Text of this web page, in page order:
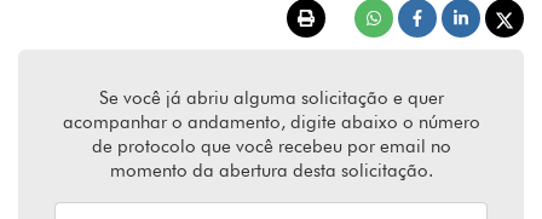
Se você já abriu alguma solicitação e quer
acompanhar o andamento, digite abaixo o número
de protocolo que você recebeu por email no
momento da abertura desta solicitação.